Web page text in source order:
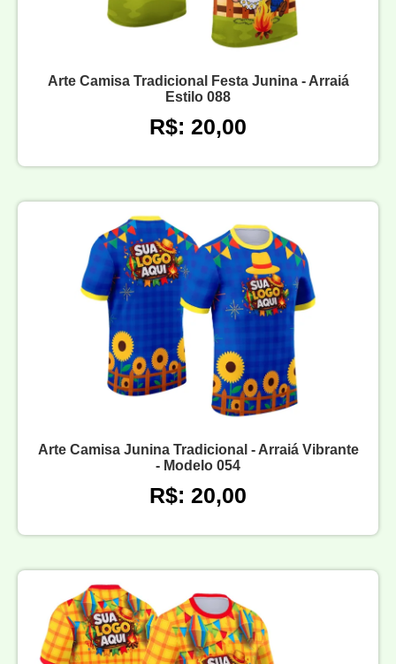
Arte Camisa Tradicional Festa Junina - Arraiá
Estilo 088
R$: 20,00
Arte Camisa Junina Tradicional - Arraiá Vibrante
- Modelo 054
R$: 20,00